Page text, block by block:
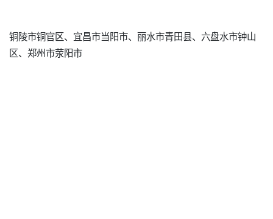
铜陵市铜官区、宜昌市当阳市、丽水市青田县、六盘水市钟山
区、郑州市荥阳市